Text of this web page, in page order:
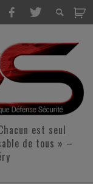
est seul
de tous » –